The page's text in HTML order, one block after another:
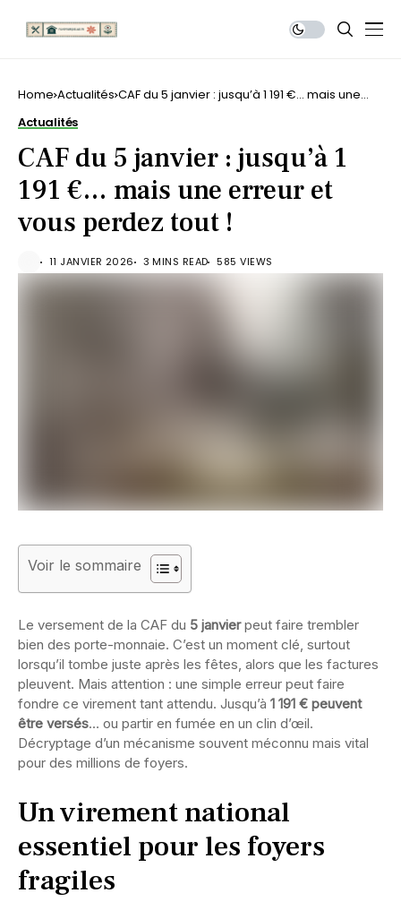
Home Actualités CAF du 5 janvier : jusqu’à 1 191 €… mais une
Actualités
CAF du 5 janvier : jusqu’à 1
191 €… mais une erreur et
vous perdez tout !
11 JANVIER 2026 3 MINS READ 585 VIEWS
Voir le sommaire
Le versement de la CAF du 5 janvierpeut faire trembler
bien des porte-monnaie. C’est un moment clé, surtout
lorsqu’il tombe juste après les fêtes, alors que les factures
pleuvent. Mais attention : une simple erreur peut faire
fondre ce virement tant attendu. Jusqu’à 1 191 € peuvent
être versés… ou partir en fumée en un clin d’œil.
Décryptage d’un mécanisme souvent méconnu mais vital
pour des millions de foyers.
Un virement national
essentiel pour les foyers
fragiles